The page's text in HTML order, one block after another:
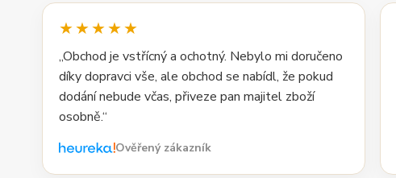
★★★★★
„Obchod je vstřícný a ochotný. Nebylo mi doručeno
díky dopravci vše, ale obchod se nabídl, že pokud
dodání nebude včas, přiveze pan majitel zboží
osobně.“
Ověřený zákazník